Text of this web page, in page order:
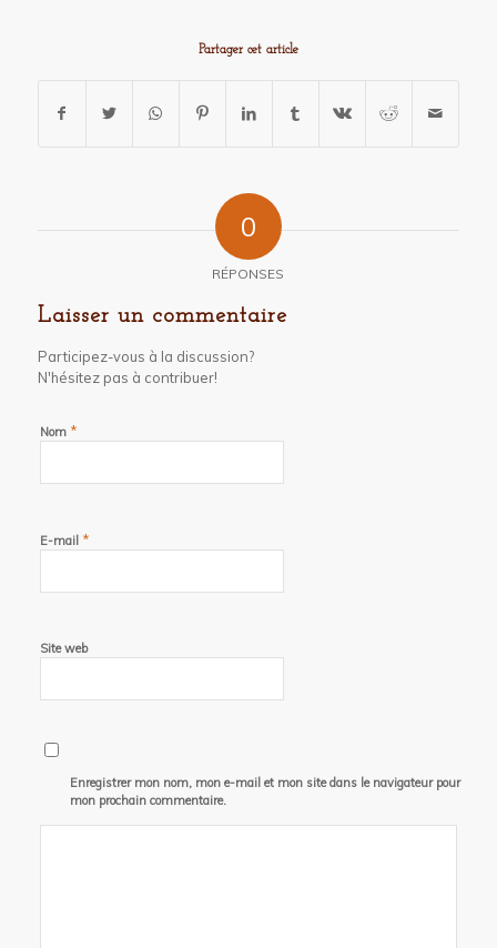
Partager cet article
0
RÉPONSES
Laisser un commentaire
Participez-vous à la discussion?
N'hésitez pas à contribuer!
Nom *
E-mail *
Site web
Enregistrer mon nom, mon e-mail et mon site dans le navigateur pour
mon prochain commentaire.